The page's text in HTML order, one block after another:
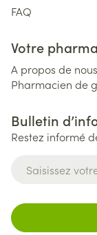
FAQ
Votre
A propos de nous
Pharmacien de
Bulletin
Restez informé